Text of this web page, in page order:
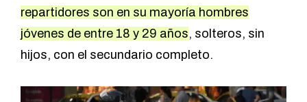
repartidores son en su mayoría hombres
jóvenes de entre 18 y 29 años, solteros, sin
hijos, con el secundario completo.